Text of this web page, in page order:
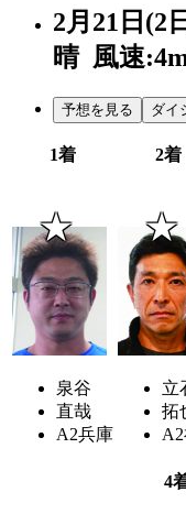
2月21日(2
晴 風速
予想を見る ダイ
1着 2着
泉谷
直哉
A2兵庫
立
拓
A2
4